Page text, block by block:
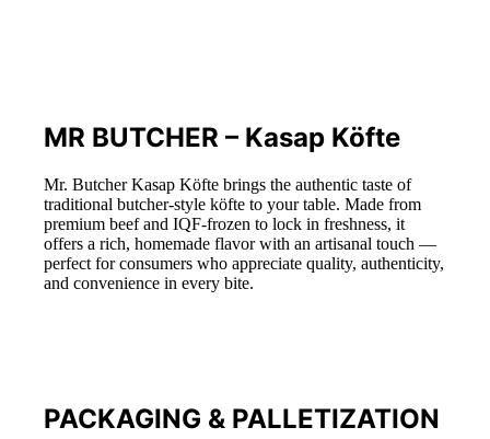
MR BUTCHER – Kasap Köfte
Mr. Butcher Kasap Köfte brings the authentic taste of
traditional butcher-style köfte to your table. Made from
premium beef and IQF-frozen to lock in freshness, it
offers a rich, homemade flavor with an artisanal touch —
perfect for consumers who appreciate quality, authenticity,
and convenience in every bite.
PACKAGING & PALLETIZATION